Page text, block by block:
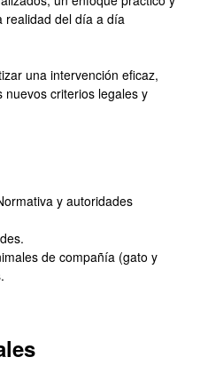
realidad del día a día
una intervención eficaz,
criterios legales y
y autoridades
de compañía (gato y